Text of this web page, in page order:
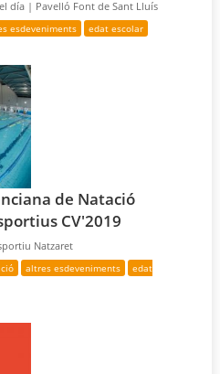
día | Pavelló Font de Sant Lluís
esdeveniments edat escolar
de Natació
CV'2019
Natzaret
altres esdeveniments
edat